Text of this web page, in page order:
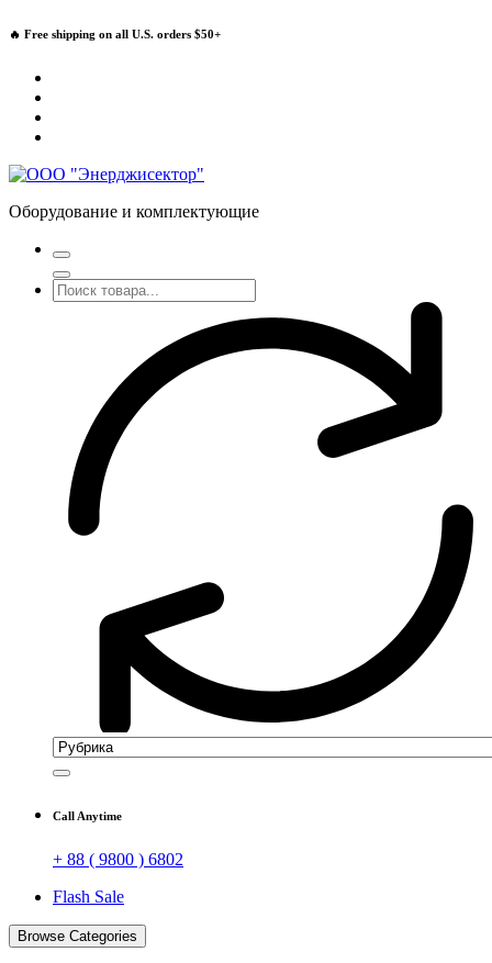
Перейти
содержимому
🔥 Free shipping on all U.S. orders $50+
Оборудование и комплектующие
Call Anytime
+ 88 ( 9800 ) 6802
Flash Sale
Browse Categories